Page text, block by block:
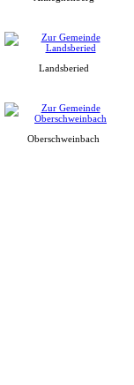
Landsberied
Oberschweinbach